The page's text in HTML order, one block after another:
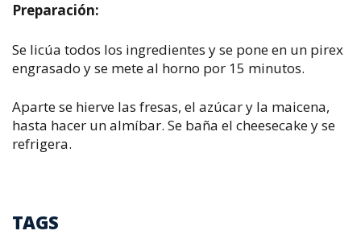
Preparación:
Se licúa todos los ingredientes y se pone en un pirex
engrasado y se mete al horno por 15 minutos.
Aparte se hierve las fresas, el azúcar y la maicena,
hasta hacer un almíbar. Se baña el cheesecake y se
refrigera.
TAGS